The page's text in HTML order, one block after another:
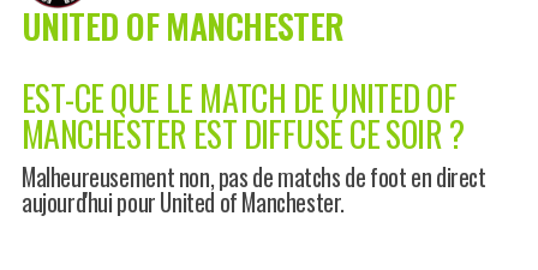
UNITED OF MANCHESTER
EST-CE QUE LE MATCH DE UNITED OF
MANCHESTER EST DIFFUSÉ CE SOIR ?
Malheureusement non, pas de matchs de foot en direct
aujourd'hui pour United of Manchester.